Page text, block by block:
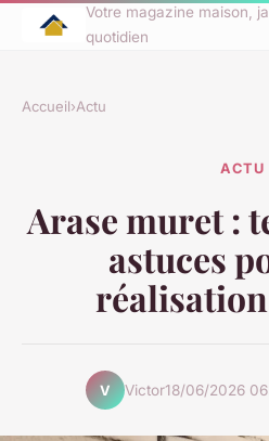
Votre magazine maison,
quotidien
Accueil›Actu
ACTU
Arase muret :
astuces
V Victor18/06/2026